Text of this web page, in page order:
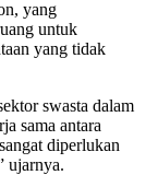
yang
untuk
yang tidak
swasta dalam
sama antara
diperlukan
ujarnya.